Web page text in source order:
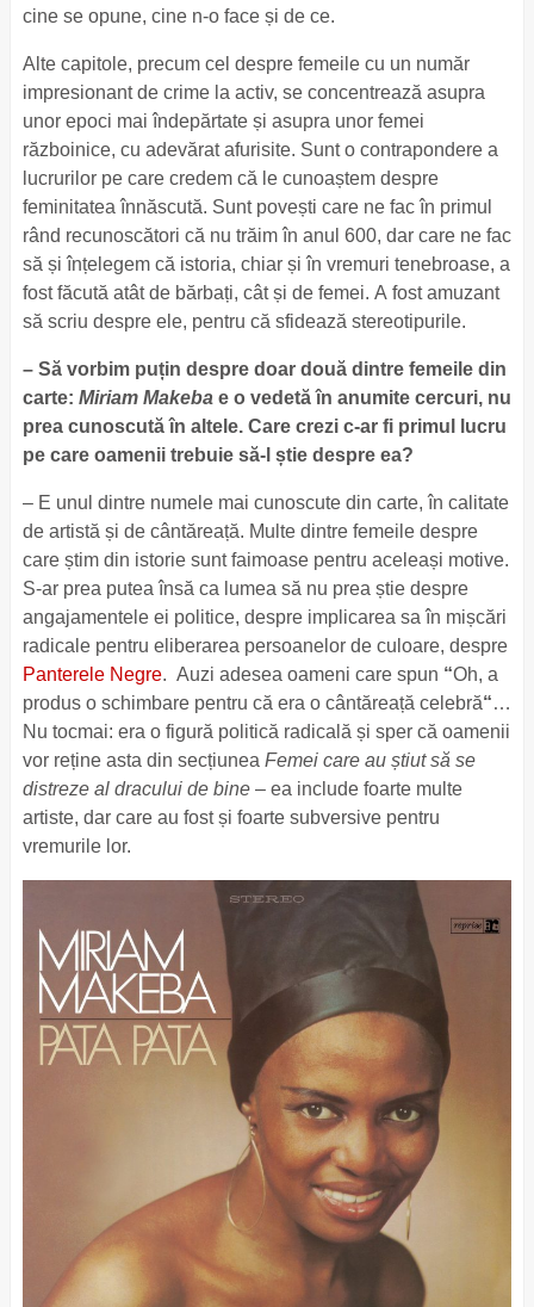
cine se opune, cine n-o face și de ce.
Alte capitole, precum cel despre femeile cu un număr
impresionant de crime la activ, se concentrează asupra
unor epoci mai îndepărtate și asupra unor femei
războinice, cu adevărat afurisite. Sunt o contrapondere a
lucrurilor pe care credem că le cunoaștem despre
feminitatea înnăscută. Sunt povești care ne fac în primul
rând recunoscători că nu trăim în anul 600, dar care ne fac
să și înțelegem că istoria, chiar și în vremuri tenebroase, a
fost făcută atât de bărbați, cât și de femei. A fost amuzant
să scriu despre ele, pentru că sfidează stereotipurile.
– Să vorbim puțin despre doar două dintre femeile din
carte: Miriam Makebae o vedetă în anumite cercuri, nu
prea cunoscută în altele. Care crezi c-ar fi primul lucru
pe care oamenii trebuie să-l știe despre ea?
– E unul dintre numele mai cunoscute din carte, în calitate
de artistă și de cântăreață. Multe dintre femeile despre
care știm din istorie sunt faimoase pentru aceleași motive.
S-ar prea putea însă ca lumea să nu prea știe despre
angajamentele ei politice, despre implicarea sa în mișcări
radicale pentru eliberarea persoanelor de culoare, despre
Panterele Negre. Auzi adesea oameni care spun “Oh, a
produs o schimbare pentru că era o cântăreață celebră“…
Nu tocmai: era o figură politică radicală și sper că oamenii
vor reține asta din secțiunea Femei care au știut să se
distreze al dracului de bine – ea include foarte multe
artiste, dar care au fost și foarte subversive pentru
vremurile lor.